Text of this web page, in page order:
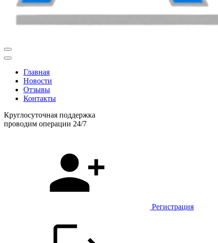
Главная
Новости
Отзывы
Контакты
Круглосуточная поддержка
проводим операции 24/7
Регистрация